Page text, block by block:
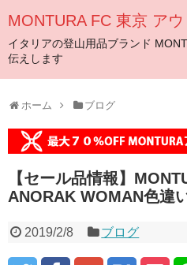
MONTURA FC 東京 ア
イタリアの登山用品ブランド
伝えします
ホーム ブログ
【セール品情報】
ANORAK WOMAN色違
2019/2/8 ブログ